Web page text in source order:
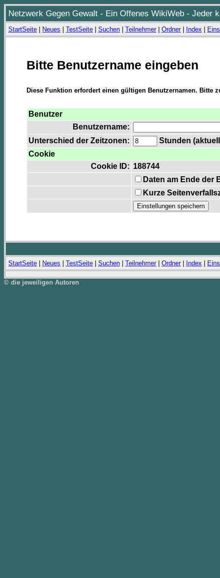
Netzwerk Gegen Gewalt - Ein Offenes WikiWeb - Jeder
StartSeite Neues TestSeite Suchen Teilnehmer| Ordner| Index
Bitte Benutzername eingeben
Diese Funktion erfordert einen gültigen Benutzernamen. Bitte
Benutzer
Benutzername:
Unterschied der Zeitzonen:
Stunden
Cookie
Cookie ID: 188744
Daten am Ende der
Kurze
StartSeite Neues TestSeite Suchen Teilnehmer| Ordner| Index
© die jeweiligen Autoren